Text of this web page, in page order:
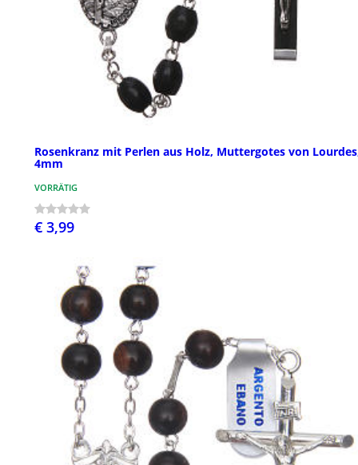
Rosenkranz mit Perlen aus Holz, Muttergotes von
4mm
VORRÄTIG
€ 3,99